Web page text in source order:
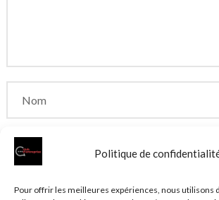
Politique de
Pour offrir les meilleures expériences, nous utilisons
Enregistrer mon nom, mon e-mail et